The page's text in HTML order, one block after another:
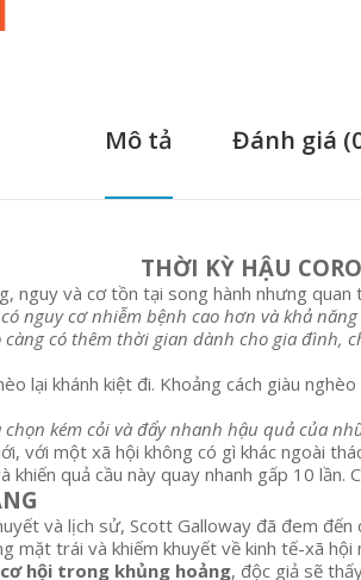
Mô tả Đánh giá
THỜI KỲ HẬU
nguy và cơ tồn tại song hành nhưng
nguy cơ nhiễm bệnh cao hơn và khả
có thêm thời gian dành cho gia đình,
lại khánh kiệt đi. Khoảng cách giàu
kém cỏi và đẩy nhanh hậu quả của
với một xã hội không có gì khác ngoài
quả cầu này quay nhanh gấp 10
và lịch sử, Scott Galloway đã đem
mặt trái và khiếm khuyết về kinh tế-xã
hội trong khủng hoảng, độc giả sẽ